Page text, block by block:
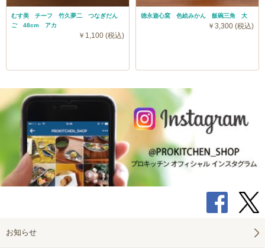
むす美 チーフ 竹久夢二 つなぎだん
ご 48cm アカ
￥1,100 (税込)
徳永遊心窯 色絵みかん 飯碗三角 大
￥3,300 (税込)
お知らせ